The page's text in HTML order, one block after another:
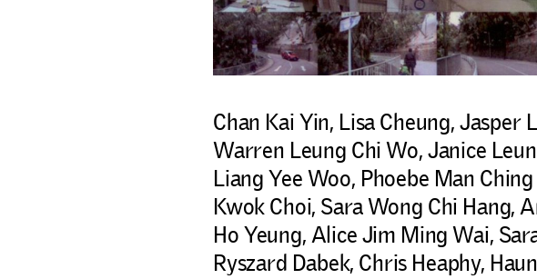
Chan Kai Yin, Lisa Cheung,
Warren Leung Chi Wo, Janice
Liang Yee Woo, Phoebe Man
Kwok Choi, Sara Wong Chi Hang,
Ho Yeung, Alice Jim Ming Wai,
Ryszard Dabek, Chris Heaphy,